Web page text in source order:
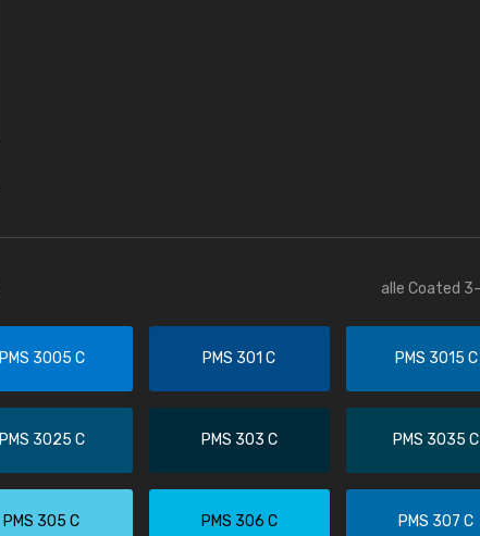
alle Coated
PMS 3005 C PMS 301 C PMS 3015 C
PMS 3025 C PMS 303 C PMS 3035 C
PMS 305 C PMS 306 C PMS 307 C